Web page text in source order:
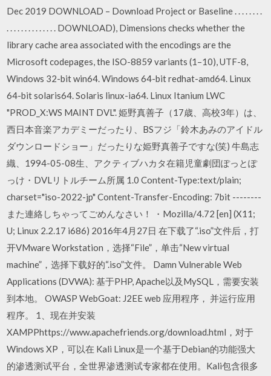
Dec 2019 DOWNLOAD – Download Project or Baseline . . . . . . . .
. . . . . . . . . . . . . . DOWNLOAD), Dimensions checks whether the
library cache area associated with the encodings are the
Microsoft codepages, the ISO-8859 variants (1–10), UTF-8,
Windows 32-bit win64. Windows 64-bit redhat-amd64. Linux
64-bit solaris64. Solaris linux-ia64. Linux Itanium LWC
"PROD_X:WS MAINT DVL". 姫野真善子（17歳、高校3年）は、
西日本音楽アカデミーだったり、BSフジ「鈴木あみのアイドル
ダウンロードショー」だったりな姫野真善子ですな(笑) 牛島志
織、1994-05-08生、アクティブハカタ在籍児童劇団ぽっとぽ
っけ・DVLリトルチーム所属 1.0 Content-Type:text/plain;
charset="iso-2022-jp" Content-Transfer-Encoding: 7bit --------
また連絡しちゃってごめんなさい！ ・Mozilla/4.72 [en] (X11;
U; Linux 2.2.17 i686) 2016年4月27日 在下载了“.iso”文件后，打
开VMware Workstation，选择“File”，单击“New virtual
machine”，选择下载好的“.iso”文件。 Damn Vulnerable Web
Applications (DVWA): 基于PHP, Apache以及MySQL，需要安装
到本地。 OWASP WebGoat: J2EE web 应用程序， 并运行应用
程序。 1、现在并安装
XAMPPhttps://www.apachefriends.org/download.html，对于
Windows XP，可以在 Kali Linux是一个基于Debian的功能强大
的渗透测试平台，全世界渗透测试专家都在使用。Kali包含很多